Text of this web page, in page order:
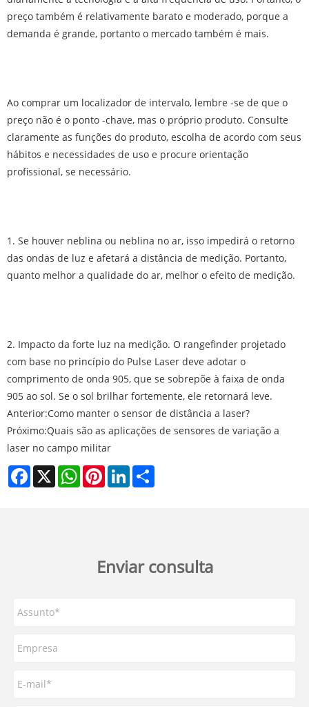
preço também é relativamente barato e moderado, porque a
demanda é grande, portanto o mercado também é mais.
Ao comprar um localizador de intervalo, lembre -se de que o
preço não é o ponto -chave, mas o próprio produto. Consulte
claramente as funções do produto, escolha de acordo com seus
hábitos e necessidades de uso e procure orientação
profissional, se necessário.
1. Se houver neblina ou neblina no ar, isso impedirá o retorno
das ondas de luz e afetará a distância de medição. Portanto,
quanto melhor a qualidade do ar, melhor o efeito de medição.
2. Impacto da forte luz na medição. O rangefinder projetado
com base no princípio do Pulse Laser deve adotar o
comprimento de onda 905, que se sobrepõe à faixa de onda
905 ao sol. Se o sol brilhar fortemente, ele retornará leve.
Anterior:Como manter o sensor de distância a laser?
Próximo:Quais são as aplicações de sensores de variação a
laser no campo militar
Facebook
X WhatsAppPinterestLinkedIn
Enviar consulta